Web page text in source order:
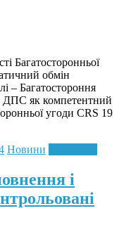
Багатосторонньої
обмін
– Багатостороння
ДПС як компетентний
угоди CRS 19
Новини
і